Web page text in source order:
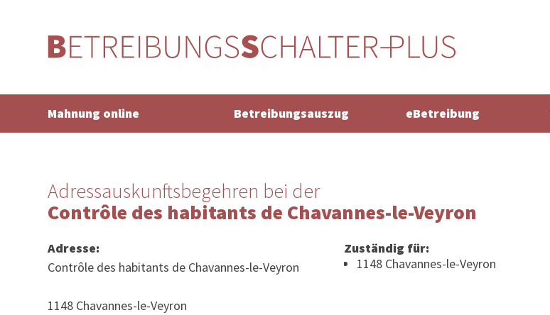
Mahnung online Betreibungsauszug eBetreibung
Adressauskunftsbegehren bei der
Contrôle des habitants de Chavannes-le-Veyron
Adresse:
Contrôle des habitants de Chavannes-le-Veyron
1148 Chavannes-le-Veyron
Zuständig für:
1148 Chavannes-le-Veyron